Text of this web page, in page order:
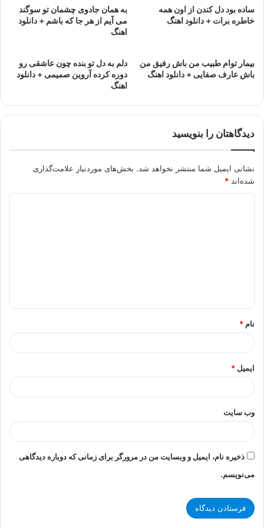
ساده بود دل کندن از اون همه
خاطره برات + دانلود اهنگ
به همان جادوی چشمان تو سوگند
می آیم از هر جا که باشم + دانلود
اهنگ
بیمار توام طبیب من باش رفیق من
باش عارف صفایی + دانلود اهنگ
دلم به دل تو بنده چون عاشقی رو
دوره کرده آروین صمیمی + دانلود
اهنگ
دیدگاهتان را بنویسید
نشانی ایمیل شما منتشر نخواهد شد. بخش‌های موردنیاز علامت‌گذاری
شده‌اند *
*
نام *
ایمیل *
وب‌ سایت
ذخیره نام، ایمیل و وبسایت من در مرورگر برای زمانی که دوباره دیدگاهی
می‌نویسم.